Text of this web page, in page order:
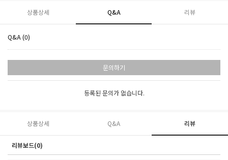
상품상세 Q&A 리뷰
Q&A (0)
문의하기
등록된 문의가 없습니다.
상품상세 Q&A 리뷰
리뷰보드(0)